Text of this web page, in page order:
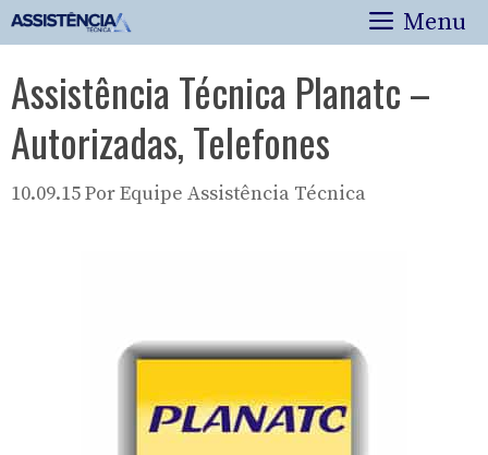
Pular
para
conteúdo
Menu
Assistência Técnica Planatc –
Autorizadas, Telefones
10.09.15PorEquipe Assistência Técnica